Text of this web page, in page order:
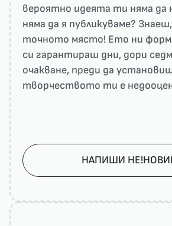
вероятно идеята ти няма да
няма да я публикуваме?
точното място! Ето ни
си гарантираш дни, дори
очакване, преди да
творчеството ти е
НАПИШИ